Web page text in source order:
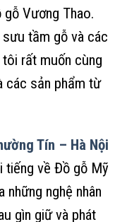
Vương Thao.
tầm gỗ và các
rất muốn cùng
các sản phẩm từ
Tín – Hà Nội
tiếng về Đồ gỗ Mỹ
những nghệ nhân
gìn giữ và phát